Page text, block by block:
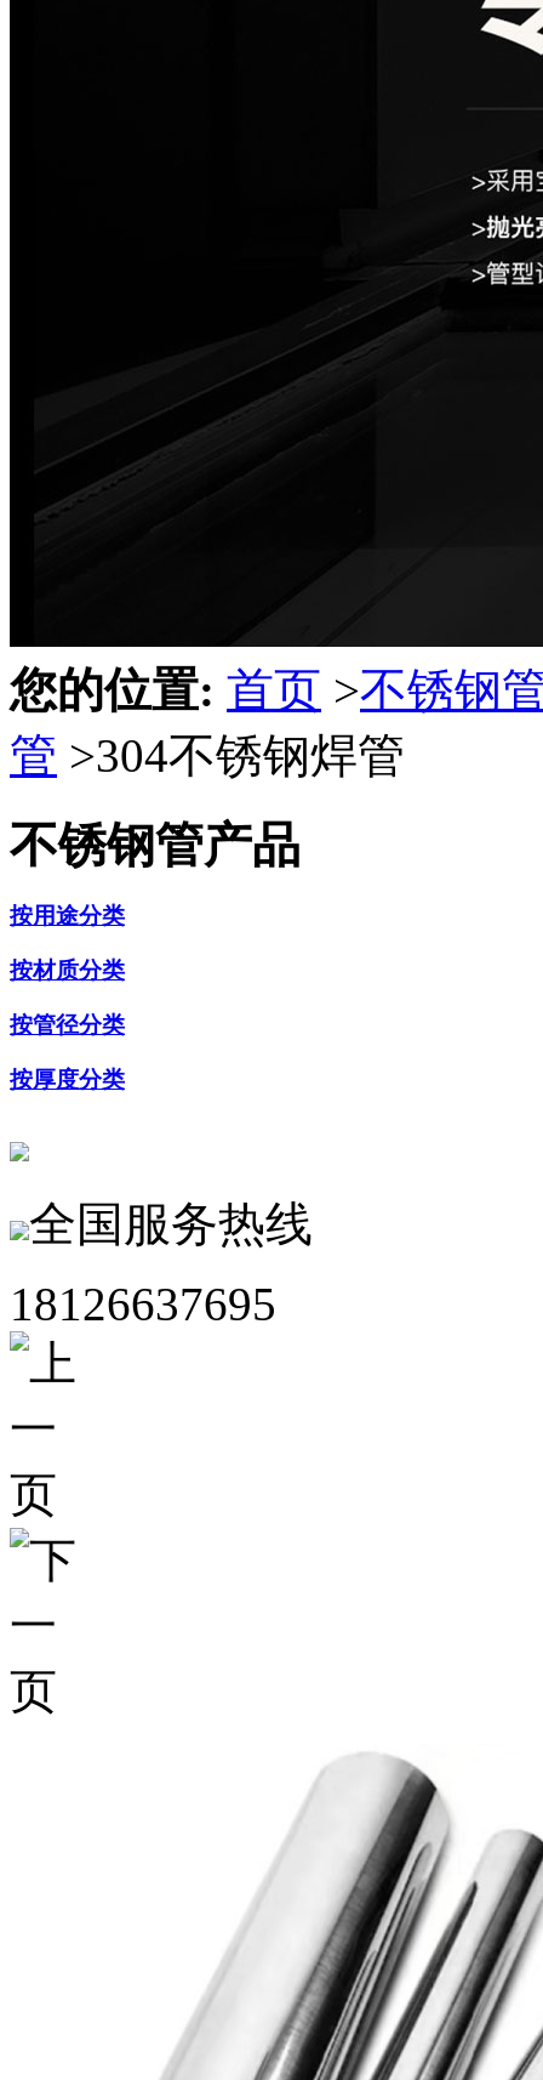
您的位置: 首页 >不锈钢
管 >304不锈钢焊管
不锈钢管产品
按用途分类
按材质分类
按管径分类
按厚度分类
全国服务热线
18126637695